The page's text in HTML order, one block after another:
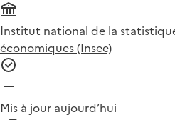
Institut national de la
économiques (Insee)
Mis à jour aujourd’hui